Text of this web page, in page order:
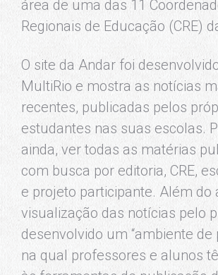
área de uma das 11
Regionais de Educação (CRE)
O site da Andar foi
MultiRio e mostra as notícias
recentes, publicadas pelos
estudantes nas suas escolas.
ainda, ver todas as matérias
com busca por editoria, CRE,
e projeto participante. Além do
visualização das notícias pelo
desenvolvido um “ambiente de
na qual professores e alunos